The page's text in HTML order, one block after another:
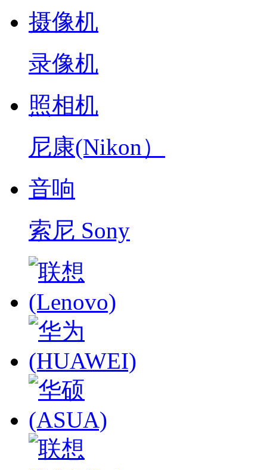
摄像机
录像机
照相机
尼康(Nikon）
音响
索尼 Sony